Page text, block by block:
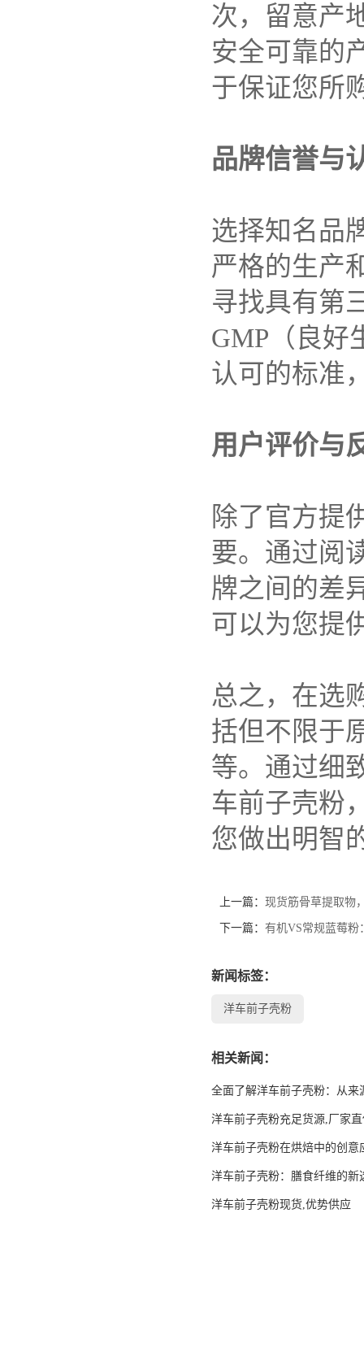
次，留意产
安全可靠的
于保证您所
品牌信誉与
选择知名品
严格的生产
寻找具有第
GMP （良
认可的标准
用户评价与
除了官方提
要。通过阅
牌之间的差
可以为您提
总之，在选
括但不限于
等。通过细
车前子壳粉
您做出明智
上一篇： 现货筋骨草提取物
下一篇： 有机VS常规蓝莓粉
新闻标签：
洋车前子壳粉
相关新闻：
全面了解洋车前子壳粉：从来
洋车前子壳粉充足货源,厂家
洋车前子壳粉在烘焙中的创意
洋车前子壳粉：膳食纤维的新
洋车前子壳粉现货,优势供应